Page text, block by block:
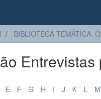
BIBLIOTECA TEMÁTICA:
E F G H I J K L M